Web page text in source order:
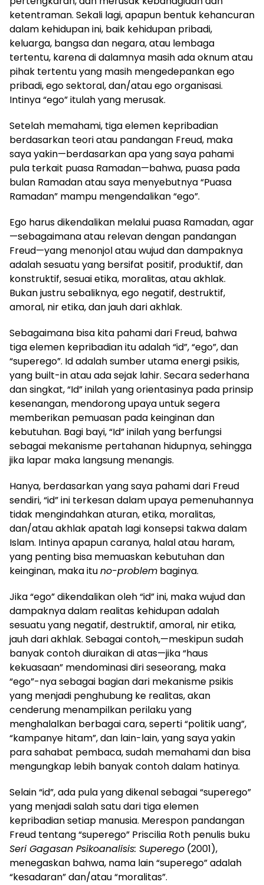
ketentraman. Sekali lagi, apapun bentuk kehancuran
dalam kehidupan ini, baik kehidupan pribadi,
keluarga, bangsa dan negara, atau lembaga
tertentu, karena di dalamnya masih ada oknum atau
pihak tertentu yang masih mengedepankan ego
pribadi, ego sektoral, dan/atau ego organisasi.
Intinya “ego” itulah yang merusak.
Setelah memahami, tiga elemen kepribadian
berdasarkan teori atau pandangan Freud, maka
saya yakin—berdasarkan apa yang saya pahami
pula terkait puasa Ramadan—bahwa, puasa pada
bulan Ramadan atau saya menyebutnya “Puasa
Ramadan” mampu mengendalikan “ego”.
Ego harus dikendalikan melalui puasa Ramadan, agar
—sebagaimana atau relevan dengan pandangan
Freud—yang menonjol atau wujud dan dampaknya
adalah sesuatu yang bersifat positif, produktif, dan
konstruktif, sesuai etika, moralitas, atau akhlak.
Bukan justru sebaliknya, ego negatif, destruktif,
amoral, nir etika, dan jauh dari akhlak.
Sebagaimana bisa kita pahami dari Freud, bahwa
tiga elemen kepribadian itu adalah “id”, “ego”, dan
“superego”. Id adalah sumber utama energi psikis,
yang built-in atau ada sejak lahir. Secara sederhana
dan singkat, “Id” inilah yang orientasinya pada prinsip
kesenangan, mendorong upaya untuk segera
memberikan pemuasan pada keinginan dan
kebutuhan. Bagi bayi, “Id” inilah yang berfungsi
sebagai mekanisme pertahanan hidupnya, sehingga
jika lapar maka langsung menangis.
Hanya, berdasarkan yang saya pahami dari Freud
sendiri, “id” ini terkesan dalam upaya pemenuhannya
tidak mengindahkan aturan, etika, moralitas,
dan/atau akhlak apatah lagi konsepsi takwa dalam
Islam. Intinya apapun caranya, halal atau haram,
yang penting bisa memuaskan kebutuhan dan
keinginan, maka ituno-problem baginya.
Jika “ego” dikendalikan oleh “id” ini, maka wujud dan
dampaknya dalam realitas kehidupan adalah
sesuatu yang negatif, destruktif, amoral, nir etika,
jauh dari akhlak. Sebagai contoh,—meskipun sudah
banyak contoh diuraikan di atas—jika “haus
kekuasaan” mendominasi diri seseorang, maka
“ego”-nya sebagai bagian dari mekanisme psikis
yang menjadi penghubung ke realitas, akan
cenderung menampilkan perilaku yang
menghalalkan berbagai cara, seperti “politik uang”,
“kampanye hitam”, dan lain-lain, yang saya yakin
para sahabat pembaca, sudah memahami dan bisa
mengungkap lebih banyak contoh dalam hatinya.
Selain “id”, ada pula yang dikenal sebagai “superego”
yang menjadi salah satu dari tiga elemen
kepribadian setiap manusia. Merespon pandangan
Freud tentang “superego” Priscilia Roth penulis buku
Seri Gagasan Psikoanalisis: Superego (2001),
menegaskan bahwa, nama lain “superego” adalah
“kesadaran” dan/atau “moralitas”.